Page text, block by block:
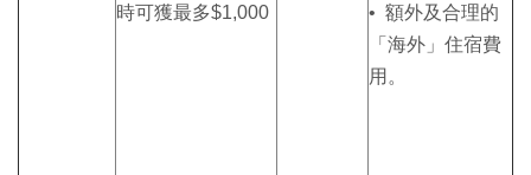
時可獲最多$1,000
• 額外及合理的
「海外」住宿費
用。